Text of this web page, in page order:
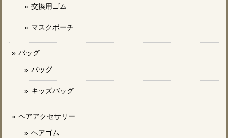
交換用ゴム
マスクポーチ
バッグ
バッグ
キッズバッグ
ヘアアクセサリー
ヘアゴム